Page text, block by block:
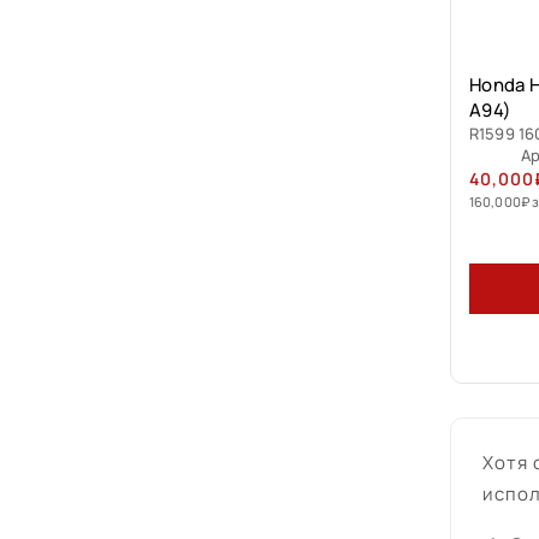
Honda
A94)
R1599
40,000
160,000₽
Хотя